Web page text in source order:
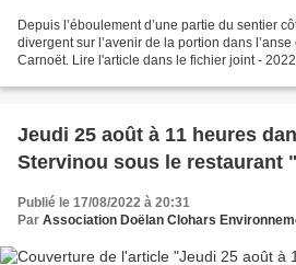
Depuis l’éboulement d’une partie du sentier
divergent sur l’avenir de la portion dans
Carnoët. Lire l'article dans le fichier joint - 2022-08-23 Le Télég sentier côtier
Jeudi 25 août à 11 heures
Stervinou sous le restaurant
Publié le 17/08/2022 à 20:31
Par Association Doëlan Clohars